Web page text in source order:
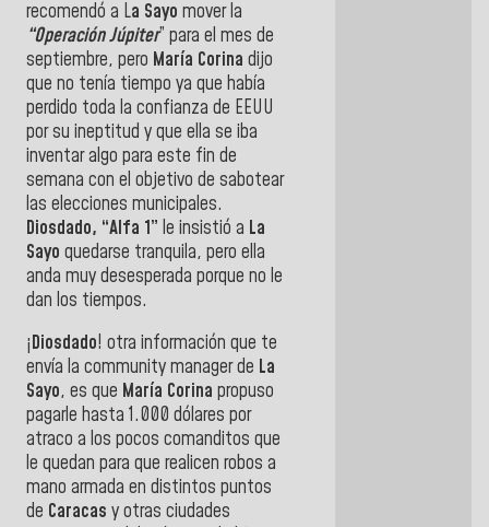
recomendó a La Sayo mover la
“Operación Júpiter” para el mes de
septiembre, pero María Corina dijo
que no tenía tiempo ya que había
perdido toda la confianza de EEUU
por su ineptitud y que ella se iba
inventar algo para este fin de
semana con el objetivo de sabotear
las elecciones municipales.
Diosdado, “Alfa 1” le insistió a La
Sayo quedarse tranquila, pero ella
anda muy desesperada porque no le
dan los tiempos.
¡Diosdado! otra información que te
envía la community manager de La
Sayo, es que María Corina propuso
pagarle hasta 1.000 dólares por
atraco a los pocos comanditos que
le quedan para que realicen robos a
mano armada en distintos puntos
de Caracas y otras ciudades